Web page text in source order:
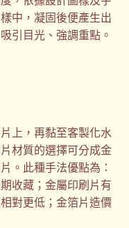
中，凝固後便產生出
引目光、強調重點。
上，再黏至客製化水
材質的選擇可分成金
。此種手法優點為：
收藏；金屬印刷片有
對更低；金箔片造價